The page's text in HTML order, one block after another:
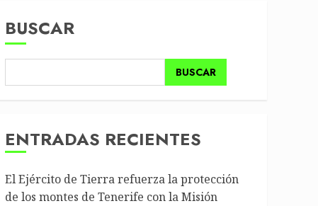
BUSCAR
BUSCAR
ENTRADAS RECIENTES
El Ejército de Tierra refuerza la protección
de los montes de Tenerife con la Misión